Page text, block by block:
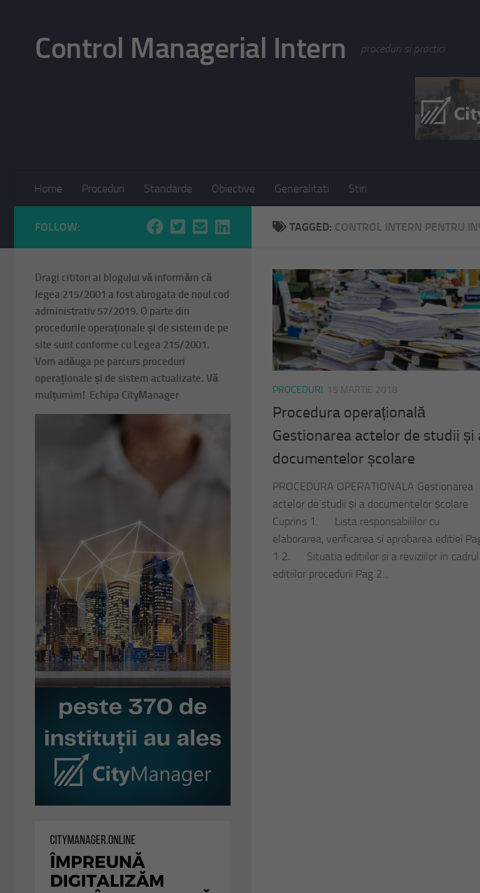
Control Managerial Intern proceduri si practici
Home Proceduri Standarde Obiective Generalitati Stiri
TAGGED: CONTROL INTERN PENTRU
PROCEDURI 15 MARTIE 2018
Procedura operațională
Gestionarea actelor de studii și
documentelor școlare
PROCEDURA OPERATIONALA Gestionarea
actelor de studii și a documentelor școlare
Cuprins 1. Lista responsabililor cu
elaborarea, verificarea si aprobarea editiei
1 2. Situatia editiilor si a reviziilor in cadrul
editiilor procedurii Pag 2...
FOLLOW:
Dragi cititori ai blogului vă informăm că
legea 215/2001 a fost abrogata de noul cod
administrativ 57/2019. O parte din
procedurile operaționale și de sistem de pe
site sunt conforme cu Legea 215/2001.
Vom adăuga pe parcurs proceduri
operaționale și de sistem actualizate. Vă
mulțumim! Echipa CityManager